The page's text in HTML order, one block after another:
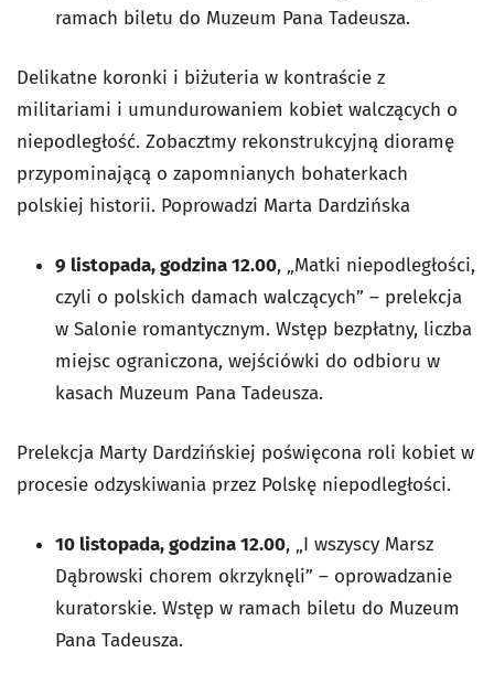
ramach biletu do Muzeum Pana Tadeusza.
Delikatne koronki i biżuteria w kontraście z
militariami i umundurowaniem kobiet walczących o
niepodległość. Zobacztmy rekonstrukcyjną dioramę
przypominającą o zapomnianych bohaterkach
polskiej historii. Poprowadzi Marta Dardzińska
9 listopada, godzina 12.00, „Matki niepodległości,
czyli o polskich damach walczących” – prelekcja
w Salonie romantycznym. Wstęp bezpłatny, liczba
miejsc ograniczona, wejściówki do odbioru w
kasach Muzeum Pana Tadeusza.
Prelekcja Marty Dardzińskiej poświęcona roli kobiet w
procesie odzyskiwania przez Polskę niepodległości.
10 listopada, godzina 12.00, „I wszyscy Marsz
Dąbrowski chorem okrzyknęli” – oprowadzanie
kuratorskie. Wstęp w ramach biletu do Muzeum
Pana Tadeusza.